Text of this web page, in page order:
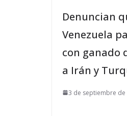
Denuncian
Venezuela
con ganado
a Irán y
3 de septiembre de